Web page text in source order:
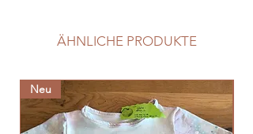
ÄHNLICHE PRODUKTE
Neu